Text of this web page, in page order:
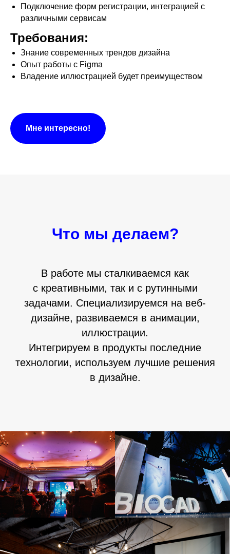
Подключение форм регистрации, интеграцией с
различными сервисам
Требования:
Знание современных трендов дизайна
Опыт работы с Figma
Владение иллюстрацией будет преимуществом
Мне интересно!
Что мы делаем?
В работе мы сталкиваемся как
с креативными, так и с рутинными
задачами. Специализируемся на веб-
дизайне, развиваемся в анимации,
иллюстрации.
Интегрируем в продукты последние
технологии, используем лучшие решения
в дизайне.